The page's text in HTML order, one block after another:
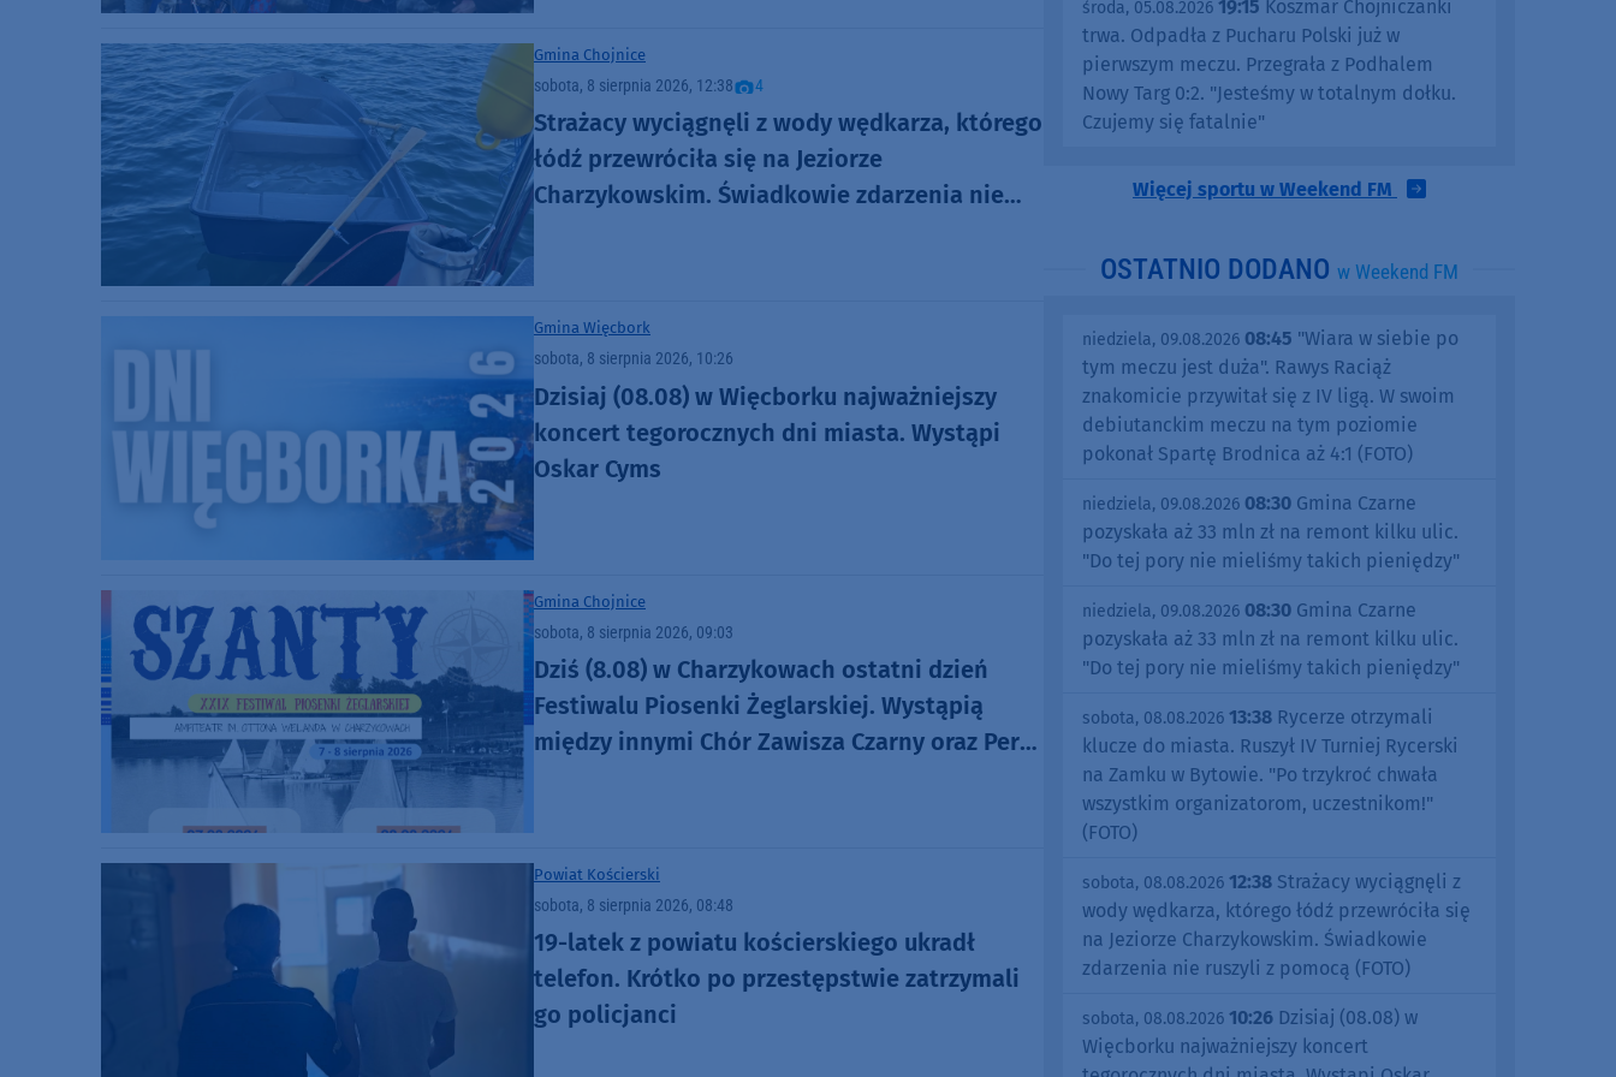
Gmina Chojnice
sobota, 8 sierpnia 2026, 12:38 4
Strażacy wyciągnęli z wody wędkarza, którego
łódź przewróciła się na Jeziorze
Charzykowskim. Świadkowie zdarzenia nie
Gmina Więcbork
sobota, 8 sierpnia 2026, 10:26
Dzisiaj (08.08) w Więcborku najważniejszy
koncert tegorocznych dni miasta. Wystąpi
Oskar Cyms
Gmina Chojnice
sobota, 8 sierpnia 2026, 09:03
Dziś (8.08) w Charzykowach ostatni dzień
Festiwalu Piosenki Żeglarskiej. Wystąpią
między innymi Chór Zawisza Czarny oraz Perły
Powiat Kościerski
sobota, 8 sierpnia 2026, 08:48
19-latek z powiatu kościerskiego ukradł
telefon. Krótko po przestępstwie zatrzymali
go policjanci
środa, 05.08.2026 19:15 Koszmar Chojniczanki
trwa. Odpadła z Pucharu Polski już w
pierwszym meczu. Przegrała z Podhalem
Nowy Targ 0:2. "Jesteśmy w totalnym dołku.
Czujemy się fatalnie"
Więcej sportu w Weekend FM
OSTATNIO DODANO w Weekend FM
niedziela, 09.08.2026 08:45 "Wiara w siebie po
tym meczu jest duża". Rawys Raciąż
znakomicie przywitał się z IV ligą. W swoim
debiutanckim meczu na tym poziomie
pokonał Spartę Brodnica aż 4:1 (FOTO)
niedziela, 09.08.2026 08:30 Gmina Czarne
pozyskała aż 33 mln zł na remont kilku ulic.
"Do tej pory nie mieliśmy takich pieniędzy"
niedziela, 09.08.2026 08:30 Gmina Czarne
pozyskała aż 33 mln zł na remont kilku ulic.
"Do tej pory nie mieliśmy takich pieniędzy"
sobota, 08.08.2026 13:38 Rycerze otrzymali
klucze do miasta. Ruszył IV Turniej Rycerski
na Zamku w Bytowie. "Po trzykroć chwała
wszystkim organizatorom, uczestnikom!"
(FOTO)
sobota, 08.08.2026 12:38 Strażacy wyciągnęli z
wody wędkarza, którego łódź przewróciła się
na Jeziorze Charzykowskim. Świadkowie
zdarzenia nie ruszyli z pomocą (FOTO)
sobota, 08.08.2026 10:26 Dzisiaj (08.08) w
Więcborku najważniejszy koncert